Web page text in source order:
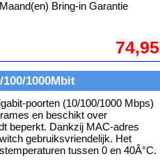
Bring-in Garantie
74,95
1000Mbit
poorten (10/100/1000 Mbps)
en beschikt over
beperkt. Dankzij MAC-adres
gebruiksvriendelijk. Het
tussen 0 en 40Â°C.